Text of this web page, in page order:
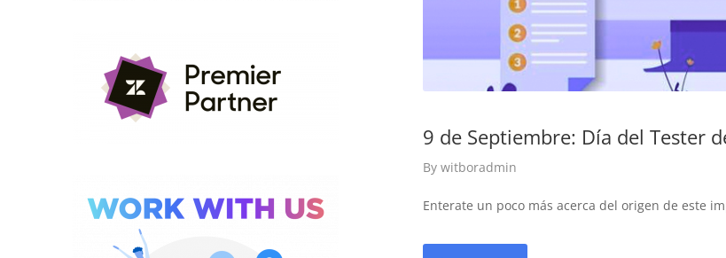
9 de Septiembre: Día del Tester
By witboradmin
Enterate un poco más acerca del origen de este